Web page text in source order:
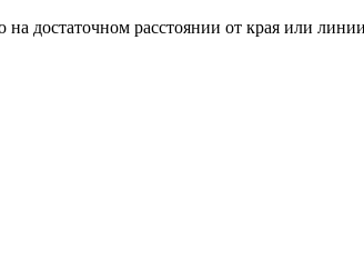
достаточном расстоянии от края или линии